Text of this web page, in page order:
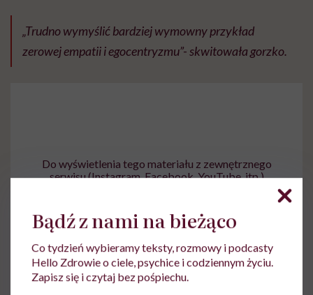
„Trudno wymyślić bardziej wymowny przykład
zerowej empatii i egocentryzmu”- skwitowała gorzko.
Do wyświetlenia tego materiału z zewnętrznego
serwisu (Instagram, Facebook, YouTube, itp.)
Zmień ustawienia
Bądź z nami na bieżąco
Co tydzień wybieramy teksty, rozmowy i podcasty
Hello Zdrowie o ciele, psychice i codziennym życiu.
Zapisz się i czytaj bez pośpiechu.